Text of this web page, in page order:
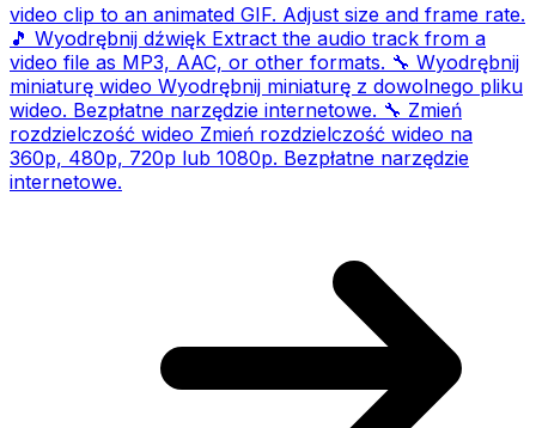
video clip to an animated GIF. Adjust size and frame rate.
🎵 Wyodrębnij dźwięk Extract the audio track from a
video file as MP3, AAC, or other formats. 🔧 Wyodrębnij
miniaturę wideo Wyodrębnij miniaturę z dowolnego pliku
wideo. Bezpłatne narzędzie internetowe. 🔧 Zmień
rozdzielczość wideo Zmień rozdzielczość wideo na
360p, 480p, 720p lub 1080p. Bezpłatne narzędzie
internetowe.